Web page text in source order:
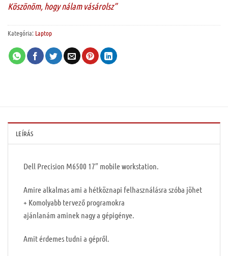
Köszönöm, hogy nálam vásárolsz”
Kategória: Laptop
LEÍRÁS
Dell Precision M6500 17″ mobile workstation.
Amire alkalmas ami a hétköznapi felhasználásra szóba jöhet
+ Komolyabb tervező programokra
ajánlanám aminek nagy a gépigénye.
Amit érdemes tudni a gépről.